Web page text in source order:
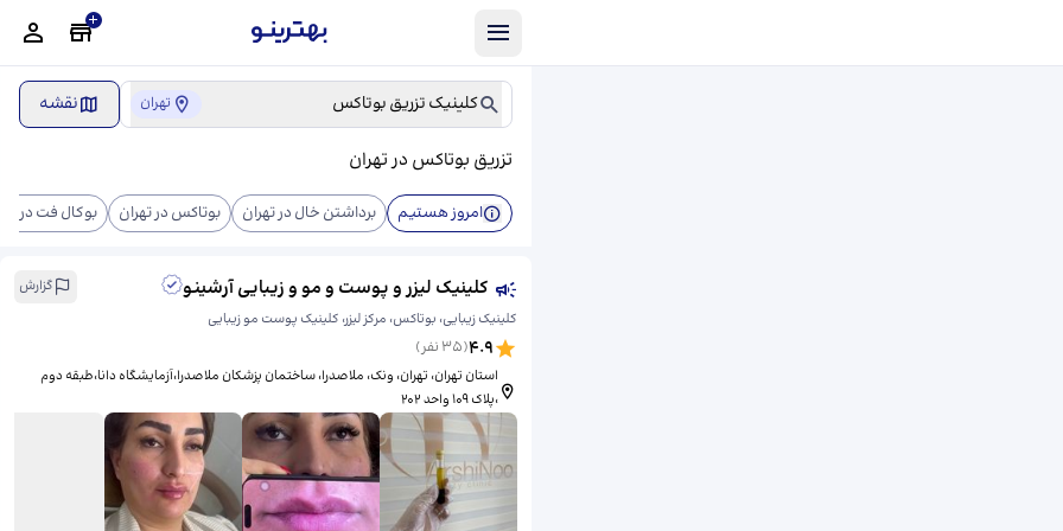
کلینیک تزریق بوتاکس تهران نقشه
تزریق بوتاکس در تهران
امروز هستیم برداشتن خال در تهران بوتاکس در تهران بوکال فت در
کلینیک لیزر و پوست و مو و زیبایی آرشینو
گزارش
کلینیک زیبایی، بوتاکس، مرکز لیزر، کلینیک پوست مو زیبایی
4.9
(
35 نفر)
استان تهران، تهران، ونک، ملاصدرا، ​ساختمان پزشکان ملاصدرا،آزمایشگاه دانا،طبقه دوم
،پلاک 109 واحد 202